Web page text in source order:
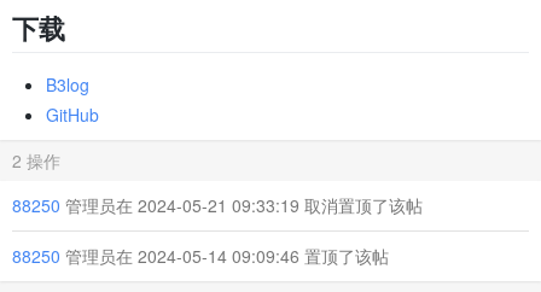
下载
B3log
GitHub
2 操作
88250 管理员在 2024-05-21 09:33:19 取消置顶了该帖
88250 管理员在 2024-05-14 09:09:46 置顶了该帖